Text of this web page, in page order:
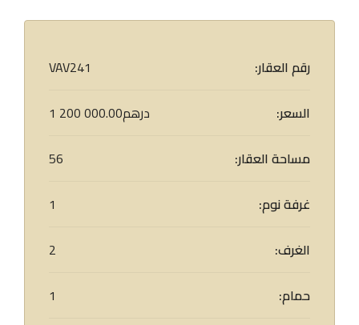
رقم العقار:
VAV241
السعر:
1 200 000.00درهم
مساحة العقار:
56
غرفة نوم:
1
الغرف:
2
حمام:
1